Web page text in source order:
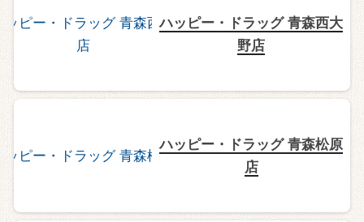
ハッピー・ドラッグ 青森西大
野店
ハッピー・ドラッグ 青森松原
店